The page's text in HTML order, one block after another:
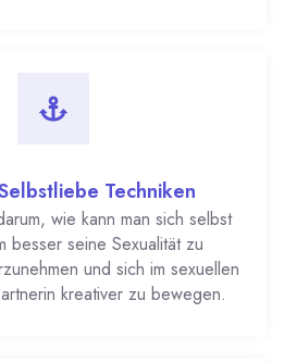
Techniken
wie kann man sich selbst
besser seine Sexualität zu
und sich im sexuellen
kreativer zu bewegen.